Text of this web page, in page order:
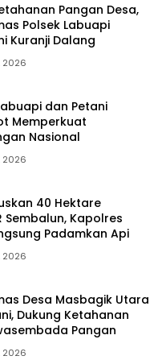
Pangan Desa,
Polsek Labuapi
Kuranji Dalang
2026
dan Petani
Memperkuat
Nasional
2026
40 Hektare
Sembalun, Kapolres
Padamkan Api
2026
Desa Masbagik Utara
Dukung Ketahanan
Pangan
2026